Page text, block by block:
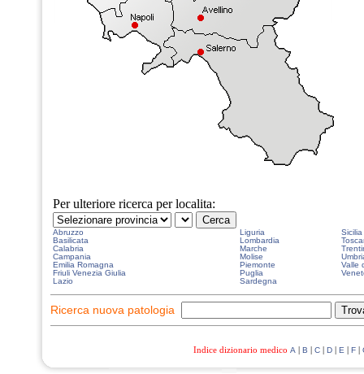
Per ulteriore ricerca per localita:
Abruzzo Liguria
Sicilia
Basilicata
Lombardia
Calabria
Marche
Campania
Molise
Emilia Romagna
Piemonte
Valle
Friuli Venezia Giulia
Puglia
Lazio
Sardegna
Ricerca nuova patologia
Indice dizionario medico A | B | C | D | E | F |